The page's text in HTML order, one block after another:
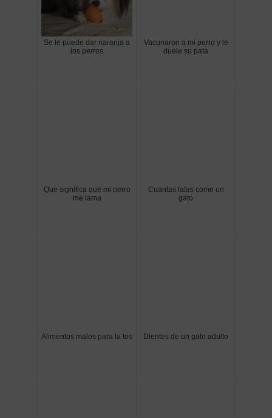
Se le puede dar naranja a
los perros
Vacunaron a mi perro y le
duele su pata
Que significa que mi perro
me lama
Cuantas latas come un
gato
Alimentos malos para la tos Dientes de un gato adulto